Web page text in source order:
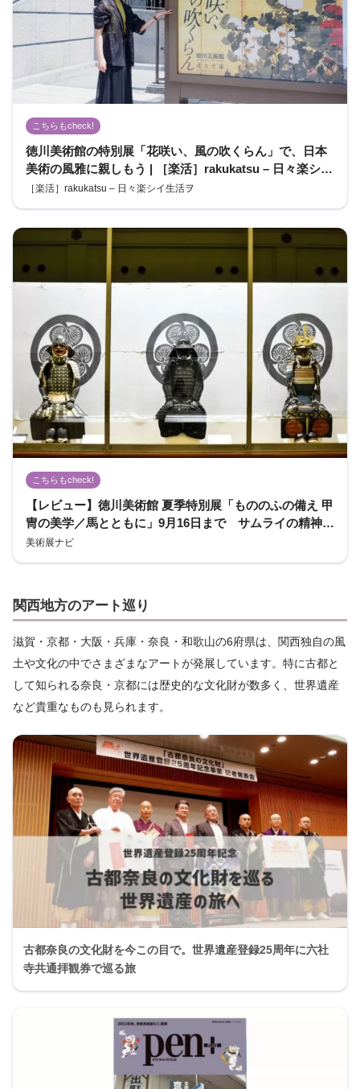
こちらもcheck!
徳川美術館の特別展「花咲い、風の吹くらん」で、日本
美術の風雅に親しもう | ［楽活］rakukatsu – 日々楽シイ
生活ヲ
［楽活］rakukatsu – 日々楽シイ生活ヲ
こちらもcheck!
【レビュー】徳川美術館 夏季特別展「もののふの備え 甲
冑の美学／馬とともに」9月16日まで サムライの精神が
ここにある！
美術展ナビ
関西地方のアート巡り
滋賀・京都・大阪・兵庫・奈良・和歌山の6府県は、関西独自の風
土や文化の中でさまざまなアートが発展しています。特に古都と
して知られる奈良・京都には歴史的な文化財が数多く、世界遺産
など貴重なものも見られます。
古都奈良の文化財を今この目で。世界遺産登録25周年に六社
寺共通拝観券で巡る旅